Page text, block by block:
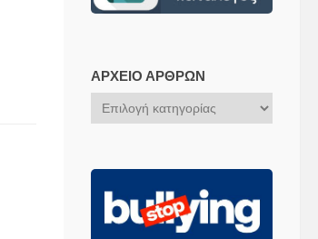
ΑΡΧΕΊΟ ΆΡΘΡΩΝ
Αρχείο
Άρθρων